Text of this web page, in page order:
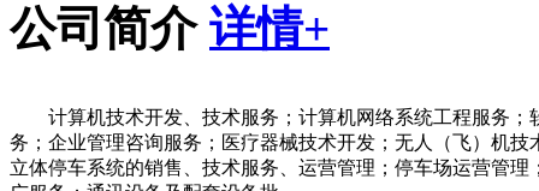
公司简介 详情+
计算机技术开发、技术服务；计算机网络系统工程服务
务；企业管理咨询服务；医疗器械技术开发；无人（飞）机
立体停车系统的销售、技术服务、运营管理；停车场运营管